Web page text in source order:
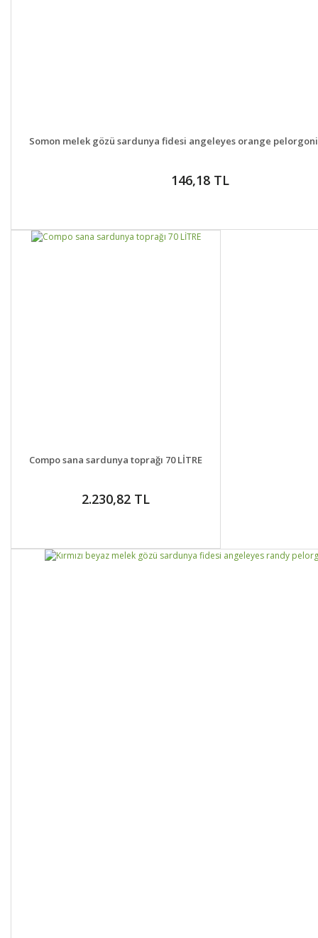
DETAYLAR SEPETE
Somon melek gözü sardunya fidesi angeleyes orange
146,18 TL
GELİNCE HABER VER
Compo sana sardunya toprağı 70 LİTRE
2.230,82 TL